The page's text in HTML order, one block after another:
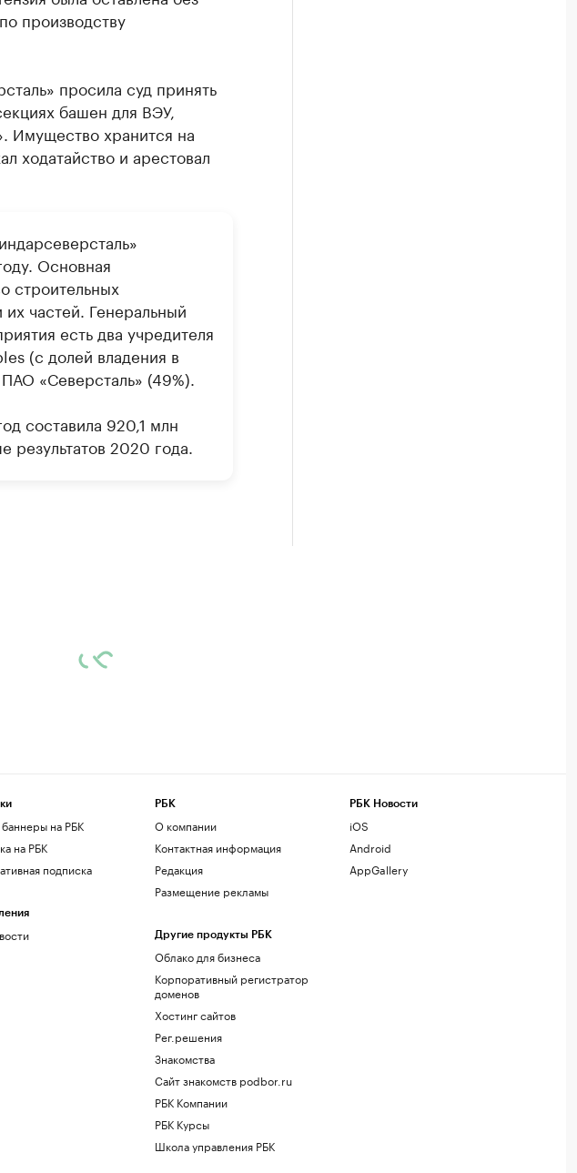
производству
просила суд принять
башен для ВЭУ,
Имущество хранится на
ходатайство и арестовал
Основная
строительных
частей. Генеральный
есть два учредителя
(с долей владения в
«Северсталь» (49%).
составила 920,1 млн
2020 года.
на РБК
на РБК
подписка
РБК
О компании
Контактная информация
Редакция
Размещение рекламы
Другие продукты РБК
Облако для бизнеса
Корпоративный регистратор
доменов
Хостинг сайтов
Рег.решения
Знакомства
Сайт знакомств podbor.ru
РБК Компании
РБК Курсы
Школа управления РБК
РБК Новости
iOS
Android
AppGallery